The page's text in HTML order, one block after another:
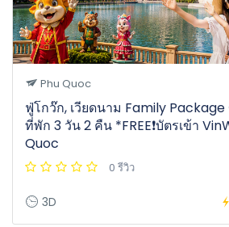
Phu Quoc
ฟู่โกว๊ก, เวียดนาม Family
ที่พัก 3 วัน 2 คืน *FREE❗️บัตรเข้า
Quoc
0 รีวิว
3D